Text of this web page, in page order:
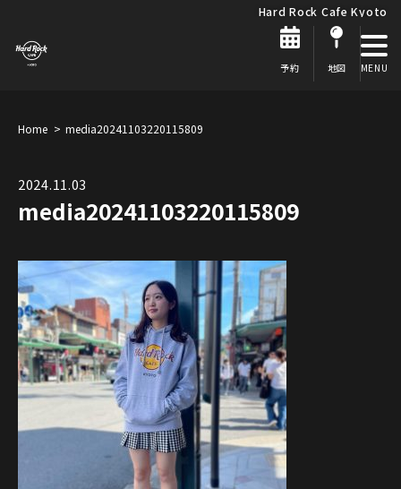
Hard Rock Cafe Kyoto
予約 地図
Home media20241103220115809
2024.11.03
media20241103220115809